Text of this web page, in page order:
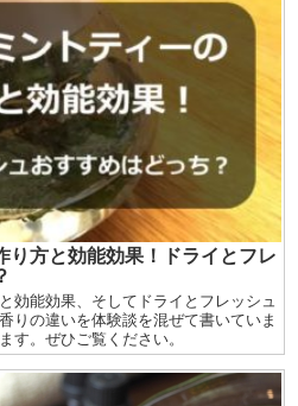
り方と効能効果！ドライとフレ
効能効果、そしてドライとフレッシュ
りの違いを体験談を混ぜて書いていま
す。ぜひご覧ください。